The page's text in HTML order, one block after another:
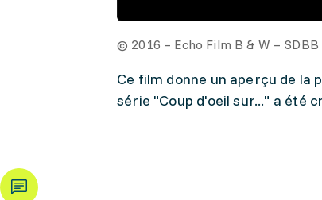
© 2016 – Echo Film B & W – SDBB
Ce film donne un aperçu de la
série "Coup d'oeil sur..." a été